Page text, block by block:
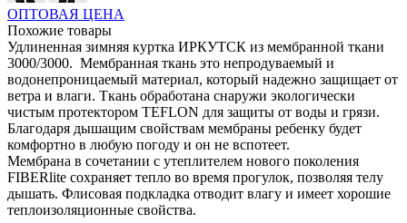
ОПТОВАЯ ЦЕНА
Похожие товары
Удлиненная зимняя куртка ИРКУТСК из мембранной ткани
3000/3000. Мембранная ткань это непродуваемый и
водонепроницаемый материал, который надежно защищает от
ветра и влаги. Ткань обработана снаружи экологически
чистым протектором TEFLON для защиты от воды и грязи.
Благодаря дышащим свойствам мембраны ребенку будет
комфортно в любую погоду и он не вспотеет.
Мембрана в сочетании с утеплителем нового поколения
FIBERlite сохраняет тепло во время прогулок, позволяя телу
дышать. Флисовая подкладка отводит влагу и имеет хорошие
теплоизоляционные свойства.